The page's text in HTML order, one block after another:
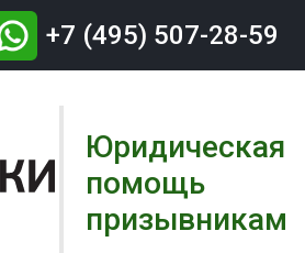
+7 (495) 507-28-59
Юридическая
помощь
призывникам